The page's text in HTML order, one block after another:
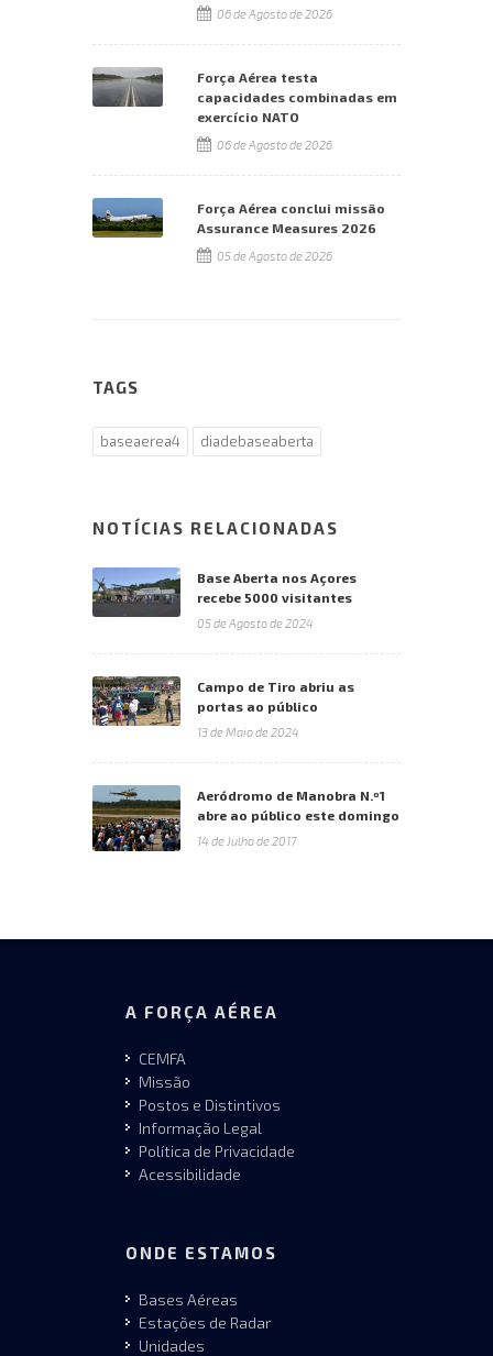
06 de Agosto de 2026
Força Aérea testa
capacidades combinadas em
exercício NATO
06 de Agosto de 2026
Força Aérea conclui missão
Assurance Measures 2026
05 de Agosto de 2026
TAGS
baseaerea4 diadebaseaberta
NOTÍCIAS RELACIONADAS
Base Aberta nos Açores
recebe 5000 visitantes
05 de Agosto de 2024
Campo de Tiro abriu as
portas ao público
13 de Maio de 2024
Aeródromo de Manobra N.º1
abre ao público este domingo
14 de Julho de 2017
A FORÇA AÉREA
CEMFA
Missão
Postos e Distintivos
Informação Legal
Política de Privacidade
Acessibilidade
ONDE ESTAMOS
Bases Aéreas
Estações de Radar
Unidades